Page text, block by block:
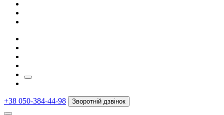
+38 050-384-44-98 Зворотній дзвінок